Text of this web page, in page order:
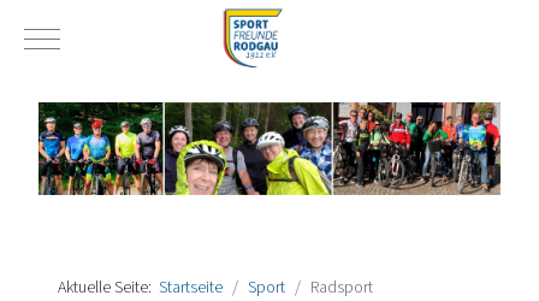
Mobile Menu Toggle
Aktuelle Seite: Startseite Sport Radsport